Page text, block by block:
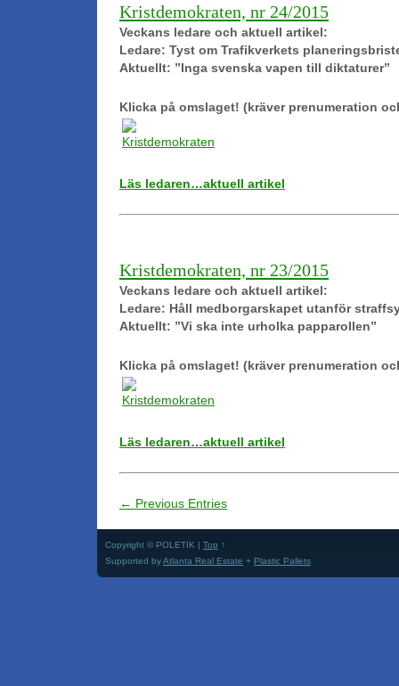
Kristdemokraten, nr 24/2015
Veckans ledare och aktuell artikel:
Ledare: Tyst om Trafikverkets
Aktuellt: ”Inga svenska vapen till diktaturer”
Klicka på omslaget! (kräver prenumeration
Läs ledaren…aktuell artikel
Kristdemokraten, nr 23/2015
Veckans ledare och aktuell artikel:
Ledare: Håll medborgarskapet utanför
Aktuellt: ”Vi ska inte urholka papparollen”
Klicka på omslaget! (kräver prenumeration
Läs ledaren…aktuell artikel
← Previous Entries
Copyright © POLETIK | Top ↑
Supported byAtlanta Real Estate + Plastic Pallets